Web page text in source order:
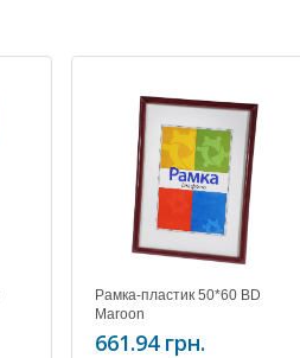
Рамка-пластик 50*60 BD
Maroon
661.94 грн.